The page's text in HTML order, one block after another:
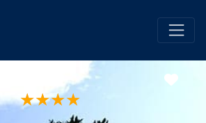
★★★★